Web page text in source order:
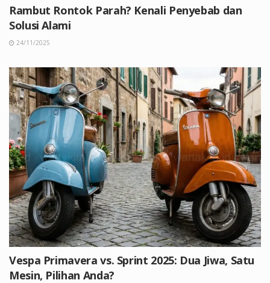
Rambut Rontok Parah? Kenali Penyebab dan
Solusi Alami
24/11/2025
Vespa Primavera vs. Sprint 2025: Dua Jiwa, Satu
Mesin, Pilihan Anda?